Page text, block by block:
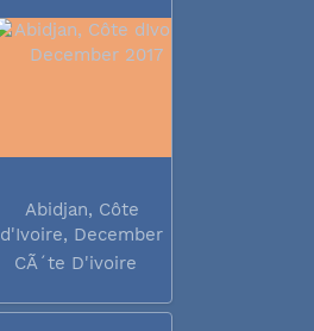
Abidjan, Côte
d'Ivoire, December
2017
CÃ´te D'ivoire